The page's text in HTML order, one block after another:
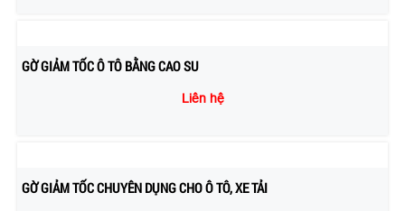
GỜ GIẢM TỐC Ô TÔ BẰNG CAO SU
Liên hệ
GỜ GIẢM TỐC CHUYÊN DỤNG CHO Ô TÔ, XE TẢI